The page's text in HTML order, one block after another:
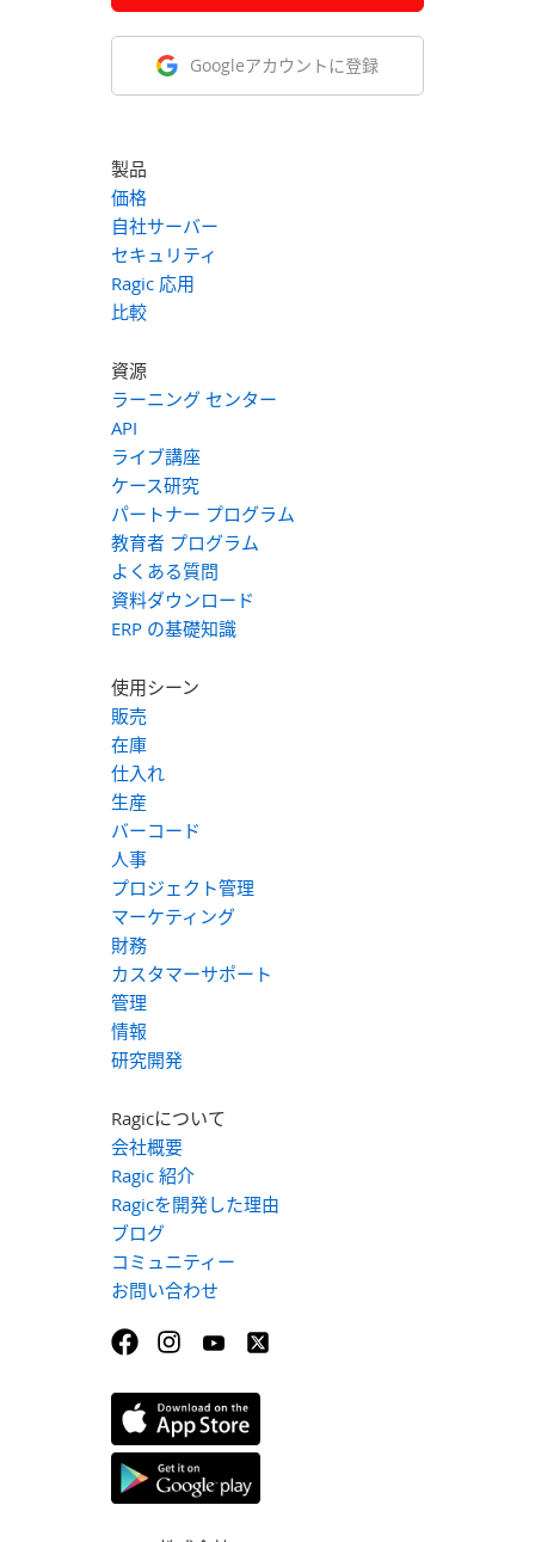
Googleアカウントに登録
製品
価格
自社サーバー
セキュリティ
Ragic 応用
比較
資源
ラーニング センター
API
ライブ講座
ケース研究
パートナー プログラム
教育者 プログラム
よくある質問
資料ダウンロード
ERP の基礎知識
使用シーン
販売
在庫
仕入れ
生産
バーコード
人事
プロジェクト管理
マーケティング
財務
カスタマーサポート
管理
情報
研究開発
Ragicについて
会社概要
Ragic 紹介
Ragicを開発した理由
ブログ
コミュニティー
お問い合わせ